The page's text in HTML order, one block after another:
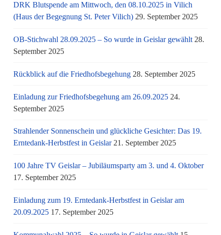
DRK Blutspende am Mittwoch, den 08.10.2025 in Vilich
(Haus der Begegnung St. Peter Vilich) 29. September 2025
OB-Stichwahl 28.09.2025 – So wurde in Geislar gewählt 28.
September 2025
Rückblick auf die Friedhofsbegehung 28. September 2025
Einladung zur Friedhofsbegehung am 26.09.2025 24.
September 2025
Strahlender Sonnenschein und glückliche Gesichter: Das 19.
Erntedank-Herbstfest in Geislar 21. September 2025
100 Jahre TV Geislar – Jubiläumsparty am 3. und 4. Oktober
17. September 2025
Einladung zum 19. Erntedank-Herbstfest in Geislar am
20.09.2025 17. September 2025